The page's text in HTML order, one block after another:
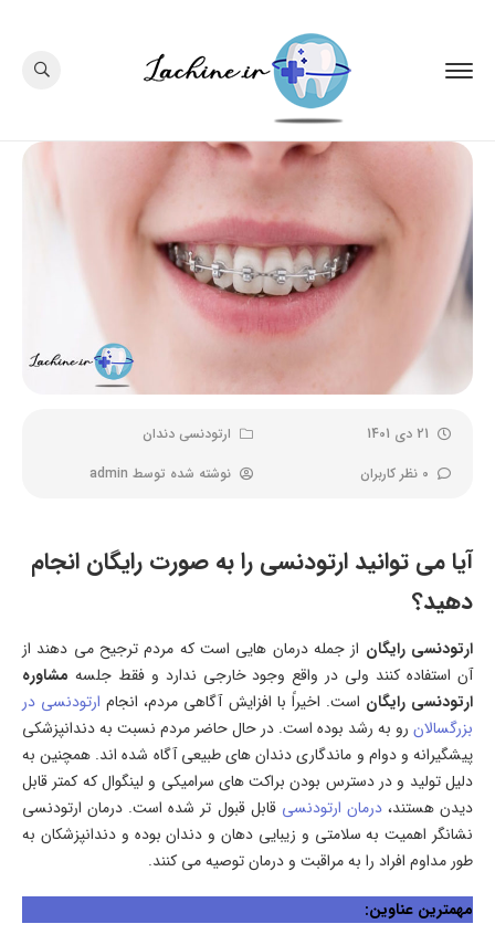
21 دی 1401
ارتودنسی دندان
0 نظر کاربران
نوشته شده توسط admin
آیا می توانید ارتودنسی را به صورت رایگان انجام
دهید؟
ارتودنسی رایگان از جمله درمان هایی است که مردم ترجیح می دهند از
آن استفاده کنند ولی در واقع وجود خارجی ندارد و فقط جلسه مشاوره
ارتودنسی رایگان است. اخیراً با افزایش آگاهی مردم، انجام ارتودنسی در
بزرگسالان رو به رشد بوده است. در حال حاضر مردم نسبت به دندانپزشکی
پیشگیرانه و دوام و ماندگاری دندان های طبیعی آگاه شده اند. همچنین به
دلیل تولید و در دسترس بودن براکت های سرامیکی و لینگوال که کمتر قابل
دیدن هستند،درمان ارتودنسی قابل قبول تر شده است. درمان ارتودنسی
نشانگر اهمیت به سلامتی و زیبایی دهان و دندان بوده و دندانپزشکان به
طور مداوم افراد را به مراقبت و درمان توصیه می کنند.
مهمترین عناوین: